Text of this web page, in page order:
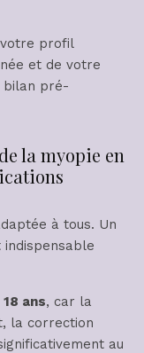
votre profil
et de votre
bilan pré-
la myopie en
à tous. Un
18 ans, car la
la correction
au